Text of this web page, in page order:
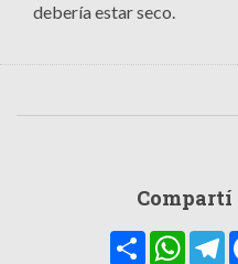
debería estar seco.
Compartir